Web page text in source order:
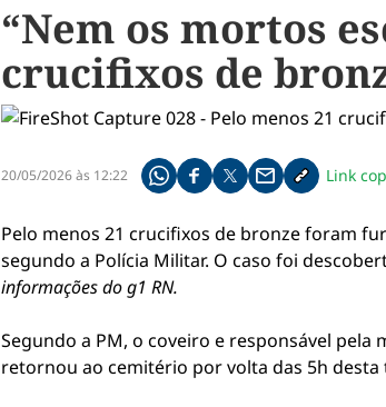
“Nem os mortos
crucifixos de
20/05/2026 às 12:22 Compartilhe pelo whatsapp
Compartilhar no facebook
Compartilhar no twitter
Compartilhe pelo
Copiar link
Link
Pelo menos 21 crucifixos de bronze foram
segundo a Polícia Militar. O caso foi
informações do g1 RN.
Segundo a PM, o coveiro e responsável
retornou ao cemitério por volta das 5h desta